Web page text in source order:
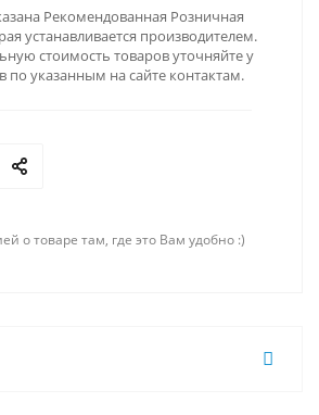
Рекомендованная Розничная
устанавливается производителем.
стоимость товаров уточняйте у
по указанным на сайте контактам.
о товаре там, где это Вам удобно :)